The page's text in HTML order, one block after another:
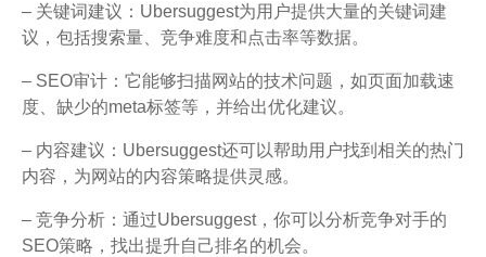
– 关键词建议：Ubersuggest为用户提供大量的关键词建
议，包括搜索量、竞争难度和点击率等数据。
– SEO审计：它能够扫描网站的技术问题，如页面加载速
度、缺少的meta标签等，并给出优化建议。
– 内容建议：Ubersuggest还可以帮助用户找到相关的热门
内容，为网站的内容策略提供灵感。
– 竞争分析：通过Ubersuggest，你可以分析竞争对手的
SEO策略，找出提升自己排名的机会。